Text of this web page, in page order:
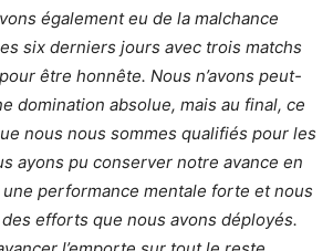
également eu de la malchance
six derniers jours avec trois matchs
être honnête. Nous n’avons peut-
domination absolue, mais au final, ce
nous nous sommes qualifiés pour les
ayons pu conserver notre avance en
une performance mentale forte et nous
efforts que nous avons déployés.